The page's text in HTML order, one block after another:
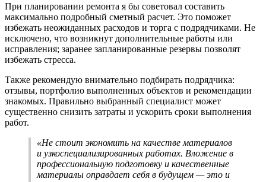
При планировании ремонта я бы советовал составить
максимально подробный сметный расчет. Это поможет
избежать неожиданных расходов и торга с подрядчиками. Не
исключено, что возникнут дополнительные работы или
исправления; заранее запланированные резервы позволят
избежать стресса.
Также рекомендую внимательно подбирать подрядчика:
отзывы, портфолио выполненных объектов и рекомендации
знакомых. Правильно выбранный специалист может
существенно снизить затраты и ускорить сроки выполнения
работ.
«Не стоит экономить на качестве материалов
и узкоспециализированных работах. Вложение в
профессиональную подготовку и качественные
материалы оправдает себя в будущем — это и